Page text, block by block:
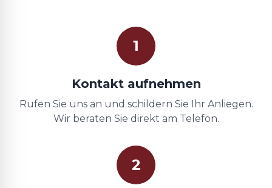
1
Kontakt aufnehmen
Rufen Sie uns an und schildern Sie Ihr Anliegen.
Wir beraten Sie direkt am Telefon.
2